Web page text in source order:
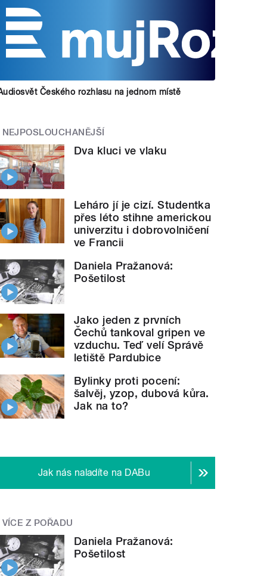
Českého rozhlasu na jednom místě
NEJPOSLOUCHANĚJŠÍ
Dva kluci ve vlaku
Leháro jí je cizí. Studentka
přes léto stihne americkou
univerzitu i dobrovolničení
ve Francii
Daniela Pražanová:
Pošetilost
Jako jeden z prvních
Čechů tankoval gripen ve
vzduchu. Teď velí Správě
letiště Pardubice
Bylinky proti pocení:
šalvěj, yzop, dubová kůra.
Jak na to?
Jak nás naladíte na DABu
VÍCE Z POŘADU
Daniela Pražanová:
Pošetilost